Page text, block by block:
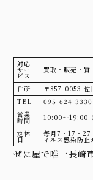
対応
サー
ビス
買取・販売・質
住所
〒857-0053 佐
TEL
095-624-3330
営業
時間
10:00〜19:00
定休
日
毎月7・17・27
ィルス感染防
ぜに屋で唯一長崎